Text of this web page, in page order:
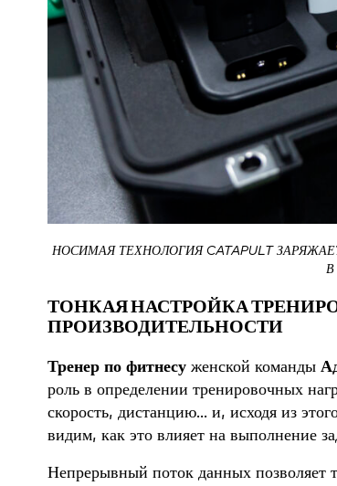
НОСИМАЯ ТЕХНОЛОГИЯ CATAPULT
В
ТОНКАЯ НАСТРОЙКА
ПРОИЗВОДИТЕЛЬНОСТИ
Тренер по фитнесу женской команды
роль в определении тренировочных
скорость, дистанцию... и, исходя из
видим, как это влияет на выполнение
Непрерывный поток данных позволяет